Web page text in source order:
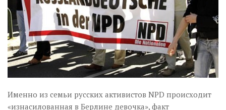
Именно из семьи русских активистов NPD происходит
«изнасилованная в Берлине девочка», факт